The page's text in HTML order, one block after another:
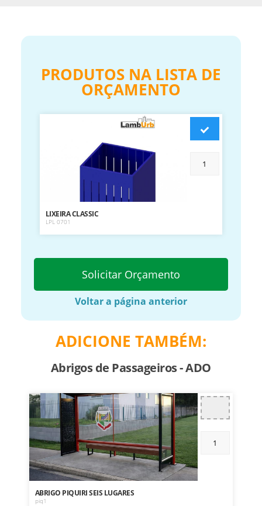
PRODUTOS NA LISTA DE
ORÇAMENTO
LIXEIRA CLASSIC
LPL 0701
Solicitar Orçamento
Voltar a página anterior
ADICIONE TAMBÉM:
Abrigos de Passageiros - ADO
ABRIGO PIQUIRI SEIS LUGARES
piq1